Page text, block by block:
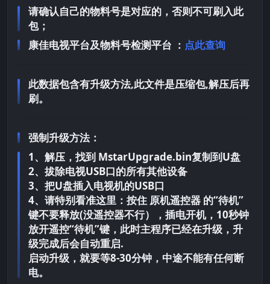
请确认自己的物料号是对应的，否则不可刷入此
包；
康佳电视平台及物料号检测平台 ： 点此查询
此数据包含有升级方法,此文件是压缩包,解压后再
刷。
强制升级方法：
1、解压，找到 MstarUpgrade.bin复制到U盘
2、拔除电视USB口的所有其他设备
3、把U盘插入电视机的USB口
4、请特别看准这里：按住 原机遥控器 的“待机”
键不要释放(没遥控器不行），插电开机，10秒钟
放开遥控“待机”键，此时主程序已经在升级，升
级完成后会自动重启.
启动升级，就要等8-30分钟，中途不能有任何断
电。